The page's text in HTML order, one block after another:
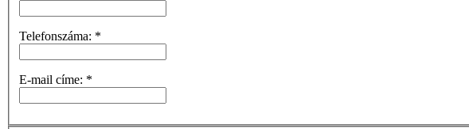
Telefonszáma: *
E-mail címe: *